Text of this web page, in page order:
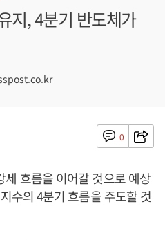
지, 4분기 반도체가
0
흐름을 이어갈 것으로 예상
수의 4분기 흐름을 주도할 것